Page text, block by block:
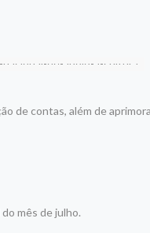
de contas, além de
mês de julho.